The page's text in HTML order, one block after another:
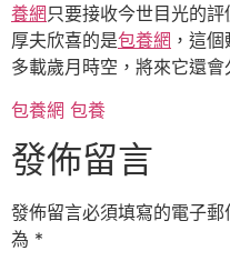
養網 只要接收今世目光的
厚夫欣喜的是包養網 ，這
多載歲月時空，將來它還會
包養網 包養
發佈留言
發佈留言必須填寫的電子郵
為 *